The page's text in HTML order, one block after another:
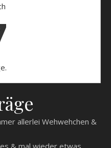
allerlei Wehwehchen &
& mal wieder etwas